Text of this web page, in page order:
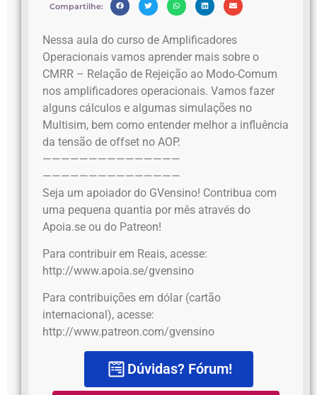
Compartilhe:
Nessa aula do curso de Amplificadores
Operacionais vamos aprender mais sobre o
CMRR – Relação de Rejeição ao Modo-Comum
nos amplificadores operacionais. Vamos fazer
alguns cálculos e algumas simulações no
Multisim, bem como entender melhor a influência
da tensão de offset no AOP.
———————————————
———————————————
Seja um apoiador do GVensino! Contribua com
uma pequena quantia por mês através do
Apoia.se ou do Patreon!
Para contribuir em Reais, acesse:
http://www.apoia.se/gvensino
Para contribuições em dólar (cartão
internacional), acesse:
http://www.patreon.com/gvensino
Dúvidas? Fórum!